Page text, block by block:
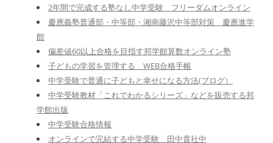
2年間で完成する塾なし中学受験 フリーダムオンライン
慶應義塾普通部・中等部・湘南藤沢中等部対策 慶應進学
館
偏差値60以上合格を目指す邦学館算数オンライン塾
子どもの学習を管理する WEB合格手帳
中学受験で普通に子どもと幸せになる方法(ブログ）
中学受験教材「これでわかるシリーズ」などを販売する邦
学館出版
中学受験合格情報
オンラインで完結する中学受験 田中貴社中